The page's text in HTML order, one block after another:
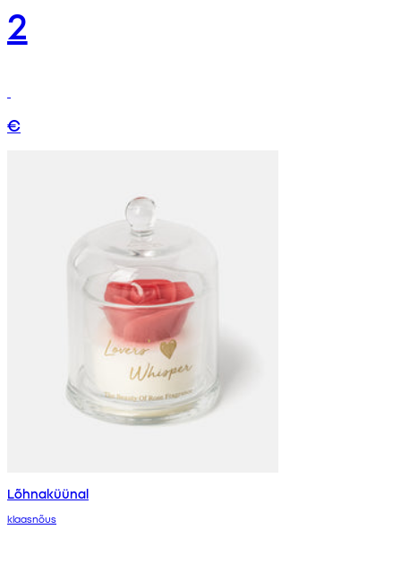
2
€
Lõhnaküünal
klaasnõus